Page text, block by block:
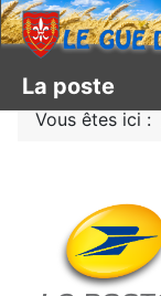
Vous êtes ici :
La poste